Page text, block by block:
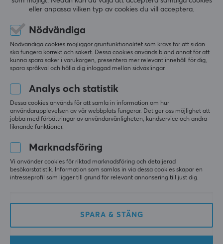
Setet innehåller även ett NORDEUK kit, vilket
uppskattas jättemycket.
Jag rekommenderar detta set starkt!
Visuellt imponerande
Behagligt ljud
Prisvärt set
Något suddiga
2 likes
Ismail M
Verifierad köpare
PC
eller anpassa vilken typ av cookies du vill acceptera.
Nödvändiga
Nödvändiga cookies möjliggör grunfunktionalitet som krävs för att sidan
ska fungera korrekt och säkert. Dessa cookies används bland annat för att
kunna spara saker i varukorgen, presentera mer relevant innehåll för dig,
spara språkval och hålla dig inloggad mellan sidväxlingar.
Analys och statistik
Dessa cookies används för att samla in information om hur
användarupplevelsen av vår webbplats fungerar. Det ger oss möjlighet att
jobba med förbättringar av användarvänligheten, kundservice och andra
liknande funktioner.
Marknadsföring
Vi använder cookies för riktad marknadsföring och detaljerad
besökarstatistik. Information som samlas in via dessa cookies skapar en
intresseprofil som ligger till grund för relevant annonsering till just dig.
SPARA & STÄNG